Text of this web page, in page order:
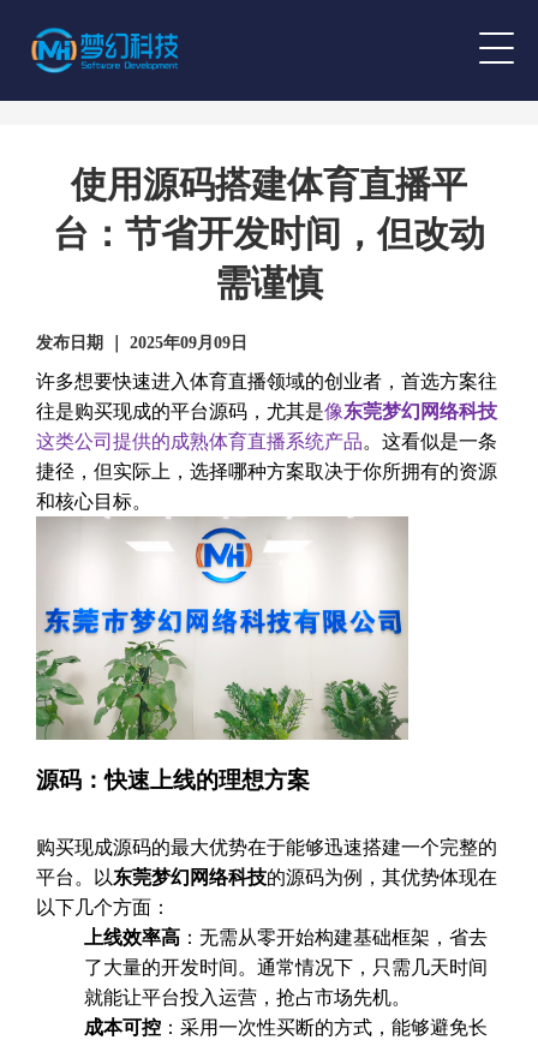
使用源码搭建体育直播平
台：节省开发时间，但改动
需谨慎
发布日期 ｜ 2025年09月09日
许多想要快速进入体育直播领域的创业者，首选方案往
往是购买现成的平台源码，尤其是像东莞梦幻网络科技
这类公司提供的成熟体育直播系统产品。这看似是一条
捷径，但实际上，选择哪种方案取决于你所拥有的资源
和核心目标。
源码：快速上线的理想方案
购买现成源码的最大优势在于能够迅速搭建一个完整的
平台。以东莞梦幻网络科技的源码为例，其优势体现在
以下几个方面：
上线效率高 ：无需从零开始构建基础框架，省去
了大量的开发时间。通常情况下，只需几天时间
就能让平台投入运营，抢占市场先机。
成本可控 ：采用一次性买断的方式，能够避免长